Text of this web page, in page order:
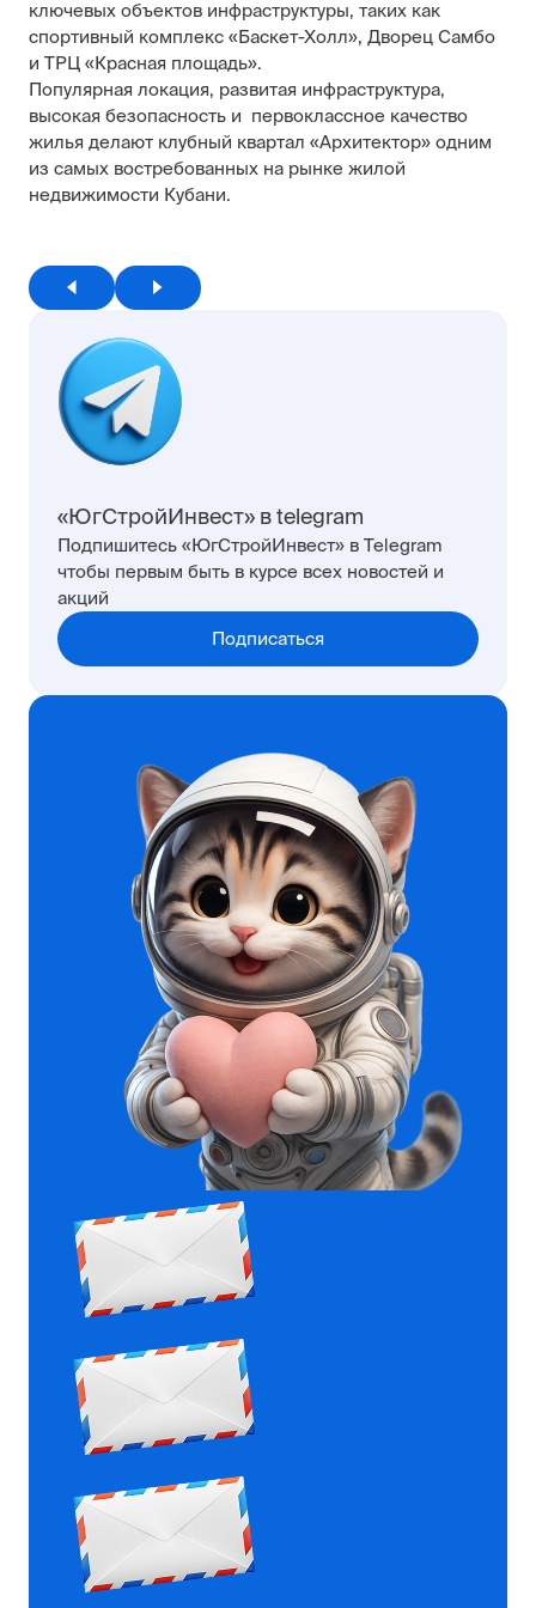
ключевых объектов инфраструктуры, таких как
спортивный комплекс «Баскет-Холл», Дворец Самбо
и ТРЦ «Красная площадь».
Популярная локация, развитая инфраструктура,
высокая безопасность и первоклассное качество
жилья делают клубный квартал «Архитектор» одним
из самых востребованных на рынке жилой
недвижимости Кубани.
«ЮгСтройИнвест» в telegram
Подпишитесь «ЮгСтройИнвест» в Telegram
чтобы первым быть в курсе всех новостей и
акций
Подписаться